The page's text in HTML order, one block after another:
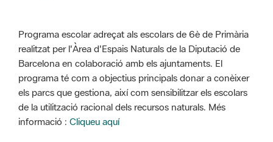
Programa escolar adreçat als escolars de 6è de Primària
realitzat per l'Àrea d'Espais Naturals de la Diputació de
Barcelona en colaboració amb els ajuntaments. El
programa té com a objectius principals donar a conèixer
els parcs que gestiona, així com sensibilitzar els escolars
de la utilització racional dels recursos naturals. Més
informació : Cliqueu aquí